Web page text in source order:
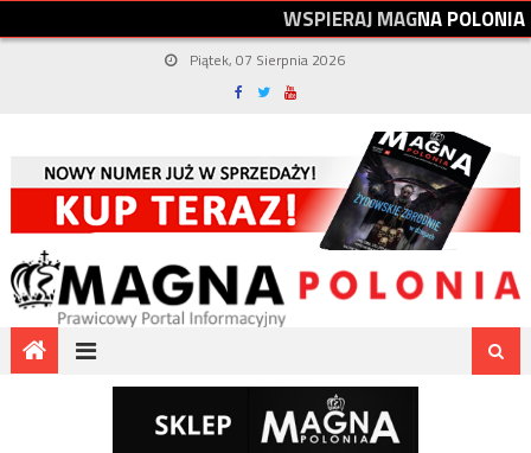
WSPIERAJMAGNAPOLONIA
Piątek, 07 Sierpnia 2026